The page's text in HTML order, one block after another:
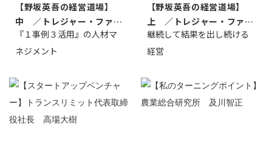
【野坂英吾の経営道場】
中 ／トレジャー・ファク
トリー社長野坂...
『１事例３活用』の人材マ
ネジメント
【野坂英吾の経営道場】
上 ／トレジャー・ファク
トリー社長野坂...
継続して結果を出し続ける
経営